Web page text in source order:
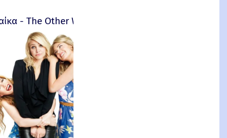
- The Other Woman – 2014